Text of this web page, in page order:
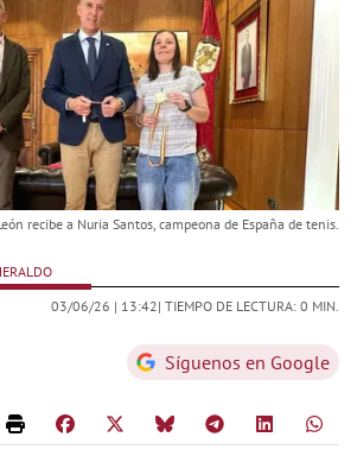
recibe a Nuria Santos, campeona de España de tenis.
03/06/26 | 13:42| TIEMPO DE LECTURA: 0 MIN.
Síguenos en Google